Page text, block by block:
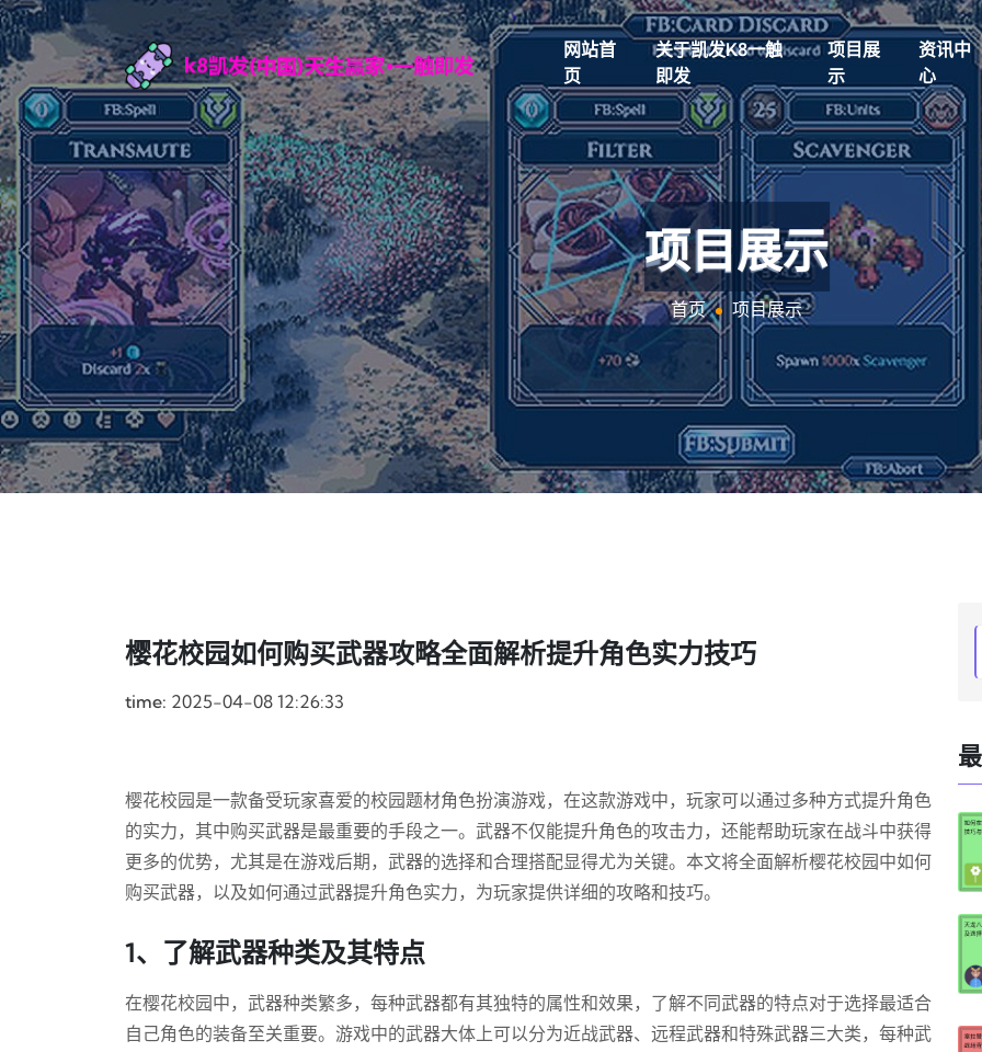
网站首
页
关于凯发k8一触
即发
项目展
示
资讯中
心
项目展示
首页 项目展示
樱花校园如何购买武器攻略全面解析提升角色实力技巧
time: 2025-04-08 12:26:33
樱花校园是一款备受玩家喜爱的校园题材角色扮演游戏，在这款游戏中，玩家可以通过多种方式提升角色
的实力，其中购买武器是最重要的手段之一。武器不仅能提升角色的攻击力，还能帮助玩家在战斗中获得
更多的优势，尤其是在游戏后期，武器的选择和合理搭配显得尤为关键。本文将全面解析樱花校园中如何
购买武器，以及如何通过武器提升角色实力，为玩家提供详细的攻略和技巧。
1、了解武器种类及其特点
在樱花校园中，武器种类繁多，每种武器都有其独特的属性和效果，了解不同武器的特点对于选择最适合
自己角色的装备至关重要。游戏中的武器大体上可以分为近战武器、远程武器和特殊武器三大类，每种武